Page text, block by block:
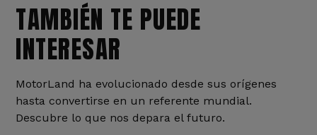
TAMBIÉN TE PUEDE
INTERESAR
MotorLand ha evolucionado desde sus orígenes
hasta convertirse en un referente mundial.
Descubre lo que nos depara el futuro.